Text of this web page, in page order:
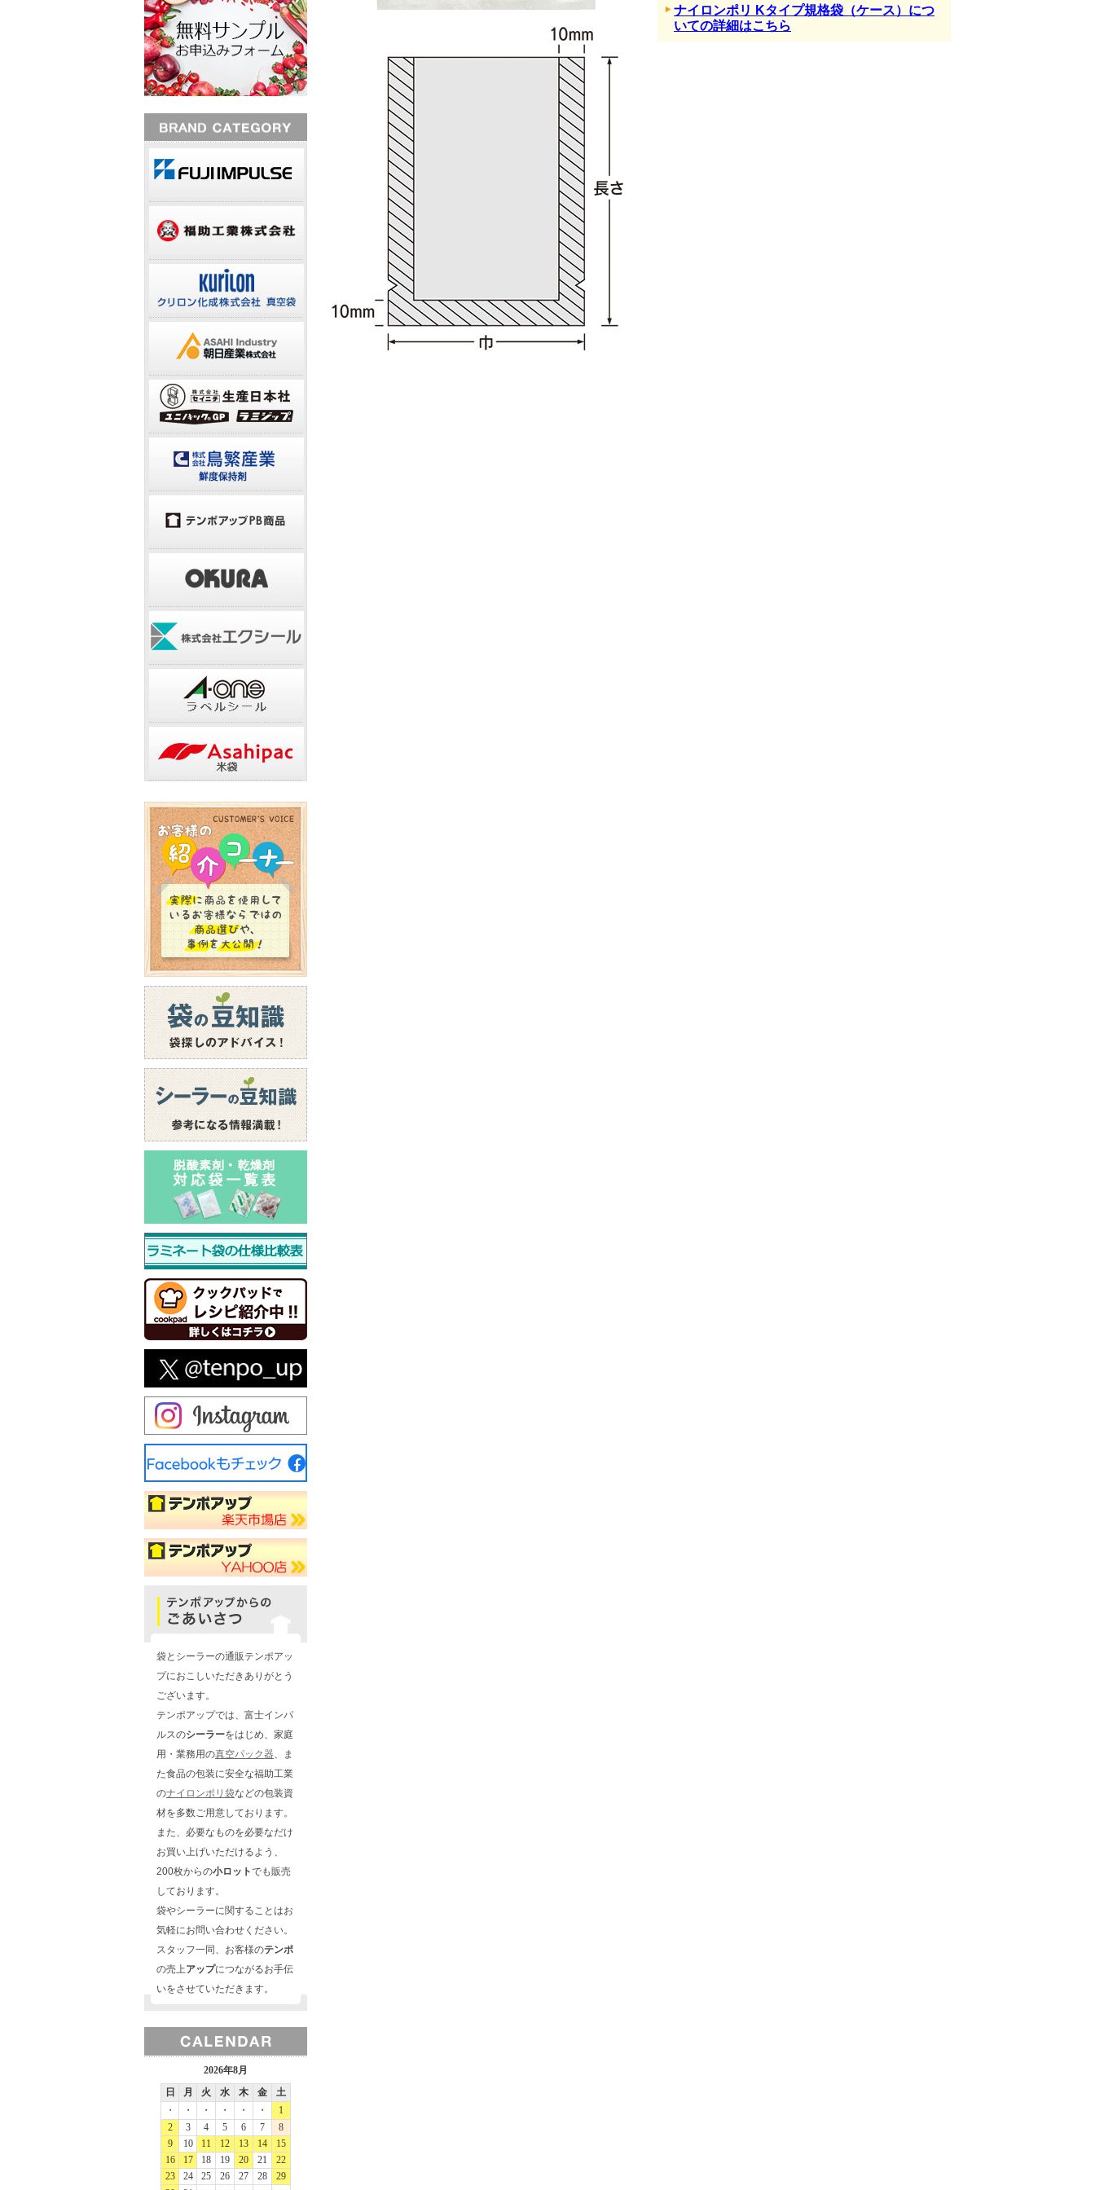
袋とシーラーの通販テンポアッ
プにおこしいただきありがとう
ございます。
テンポアップでは、富士インパ
ルスのシーラーをはじめ、家庭
用・業務用の真空パック器、ま
た食品の包装に安全な福助工業
のナイロンポリ袋などの包装資
材を多数ご用意しております。
また、必要なものを必要なだけ
お買い上げいただけるよう、
200枚からの小ロットでも販売
しております。
袋やシーラーに関することはお
気軽にお問い合わせください。
スタッフ一同、お客様のテンポ
の売上アップにつながるお手伝
いをさせていただきます。
ナイロンポリ Kタイプ規格袋（ケース）につ
いての詳細はこちら